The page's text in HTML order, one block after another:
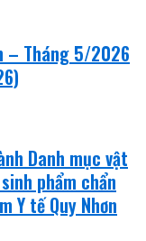
– Tháng 5/2026
Danh mục vật
phẩm chẩn
Y tế Quy Nhơn